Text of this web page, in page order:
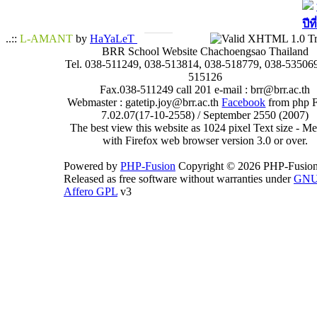
ปี
..:: L-AMANT by HaYaLeT
BRR School Website Chachoengsao Thailand
Tel. 038-511249, 038-513814, 038-518779, 038-
515126
Fax.038-511249 call 201 e-mail : brr@brr.ac.th
Webmaster : gatetip.joy@brr.ac.thFacebook from php
7.02.07(17-10-2558) / September 2550 (2007)
The best view this website as 1024 pixel Text size -
with Firefox web browser version 3.0 or over.
Powered by PHP-Fusion Copyright © 2026 PHP-
Released as free software without warranties under
Affero GPL v3